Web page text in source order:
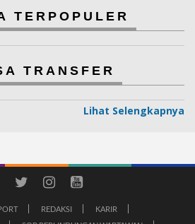
TERPOPULER
TRANSFER
Lihat Selengkapnya
REDAKSI
KARIR